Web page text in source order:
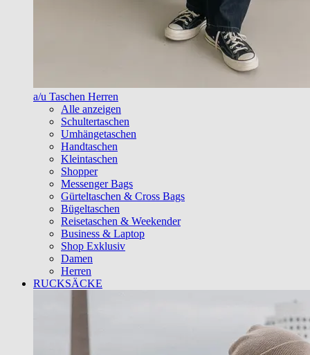
a/u Taschen Herren
Alle anzeigen
Schultertaschen
Umhängetaschen
Handtaschen
Kleintaschen
Shopper
Messenger Bags
Gürteltaschen & Cross Bags
Bügeltaschen
Reisetaschen & Weekender
Business & Laptop
Shop Exklusiv
Damen
Herren
RUCKSÄCKE